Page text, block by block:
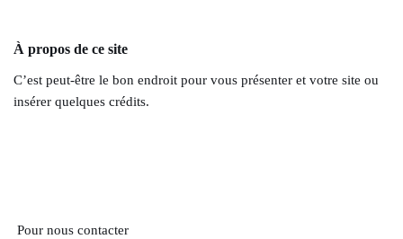
À propos de ce site
C’est peut-être le bon endroit pour vous présenter et votre site ou
insérer quelques crédits.
Pour nous contacter